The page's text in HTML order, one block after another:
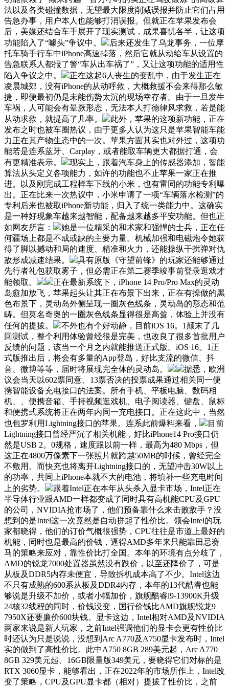
法以及各类碰撞数据，无望最大限度削减误报并防止它们占用
告急办事，用户本人也能够打消误报。但就正在苹果发布会
后，美媒还结合车手展开了现实测试，成果喜忧各半，让这项
功能陷入了“噱头”争议中。
后来还发生了乌龙事务，一位摩
托车骑手行车中iPhone高速掉落，然后它就从动给车从设置的
告急联系人都报了警“车从出车祸了”，又让这项功能的适用性
陷入争议之中。
正在这起6人丧生的变乱中，由于发生正在
凌晨城郊，没有iPhone的从动呼救，大概救援不会来得那么敏
捷，即便最初仍是未能伤势太沉的现场幸存者。由于一旦发生
车祸，人可能会有晕厥形态，无法本人打德律风求救，若是能
从动求救，就提高了几率。
此外，苹果的这项新功能，正在
发布之时也被车圈热议，由于更多人认为这只是苹果智能车能
力正在其产物生态中的一次。苹果方面其实也对外过，这项功
能若是连系蓝牙、Carplay，或者能取车辆更大都据打通，会
有更精准表示。
现实上，跟着汽车身上的传感器添加，智能
算法从头定义各项能力，如许的功能也不止苹果一家正在推
进。以及刚完成工程样车下线的小米，也有雷同的功能专利曝
出。正在比来一次热议中，小米申请了一项“车辆落水检测”的
专利后来也被取iPhone新功能，归入了统一类能力中。这确实
是一种好现象车越来越智能，配备越来越多平安功能。但也正
如网友所言：
她是一位精采的和术家和强悍的士兵，正在任
何疆场上都是不成或缺的主要力量。机械加强和电磁炮令她获
得了脚以撼动和局的速度、精准和火力，还能操纵干扰弹对仇
敌形成减速结果。
具有原版《守望前锋》的玩家还能够通过
先行者礼包获取雾子，但必需正在第二赛季竣事前登录逛戏才
能领取。
正在最新系统下，iPhone 14 Pro/Pro Max的灵动
岛愈加放飞，苹果起头让其正在布景下出来，正在有操做的黑
色布景下，灵动岛外侧呈现一圈灰色线条，灵动岛的形态和范
畴。但莫名奇奥的一圈灰色线条显得很是高耸，体验上并没有
任何的提拔。
不外也有个好动静，目前iOS 16。1颠末了几
回测试，整个利用体验曾经很是完美，也改良了很多首批用户
反馈的问题，该当一个月之内就能推送正式版。iOS 16。1正
式版推出后，将会有多量的App登岛，好比支流的微信、抖
音、微博等等，届时将展现完全体的灵动岛。
据悉，欧洲
议会当天以602票同意、13票否决的投票成果通过相关同一便
携智能设备充电接口的法案。所有手机、平板电脑、数码相
机、、便携音箱、手持视频逛戏机、电子阅读器、键盘、鼠标
和便携式系统将正在两年内同一充电接口。正在这此中，当然
也包罗利用Lightning接口的苹果。连系此前爆料来看，
目前
Lightning接口曾经严沉了相关机能，好比iPhone14 Pro接口仍
然是USB 2。0规格，速度跟以前一样，最高为480 Mbps，但
这正在4800万像素下一张照片就跨越50MB的时候，曾经完全
不敷用。而快充也将离开Lightning接口的，无望冲击30W以上
的功率，共同上iPhone本就不大的电池，将填补一些充电时间
上的劣势。
跟着Intel正在本年从头杀入显卡市场，Intel正在
半导体行业跟AMD一样都变成了同时具有高机能CPU及GPU
的公司，NVIDIA抢市场了，他们预备靠什么来击败敌手？没
想到的是Intel这一次竟然是自动拼起了性价比。领会Intel的玩
家都晓得，他们的订价气概很强势，CPU往往是市道上最好的
机能，同时也是最高的价钱，逼得AMD多年来只能靠田忌赛
马的策略来应对，靠性价比打全国。本年的环境有点分歧了，
AMD的锐龙7000处置器虽然没有跌价，以至还降价了，可是
从板及DDR5内存未便宜，导致拆机成本高了不少。Intel这边
不只有成熟的600系从板及DDR4内存，本年的13代酷睿也能
够说是升级不加价，或者小幅加价，旗舰酷睿i9-13900K升级
24核32线程的同时，价钱没变，国行价钱比AMD旗舰锐龙9
7950X还要廉价600块钱。显卡这边，Intel相对AMD及NVIDIA
两家来说是新人玩家，之前Intel强调他们的显卡会更有性价比
时还认为只是说说，没想到Arc A770及A750显卡发布时，Intel
实的做到了高性价比。此中A750 8GB 289美元起，Arc A770
8GB 329美元起、16GB限量版349美元，要晓得它们对标的是
RTX 3060显卡，能够看出，正在2022年的市场所作上，Intel改
变了策略，CPU及GPU显卡都（相对）提拔了性价比，之前